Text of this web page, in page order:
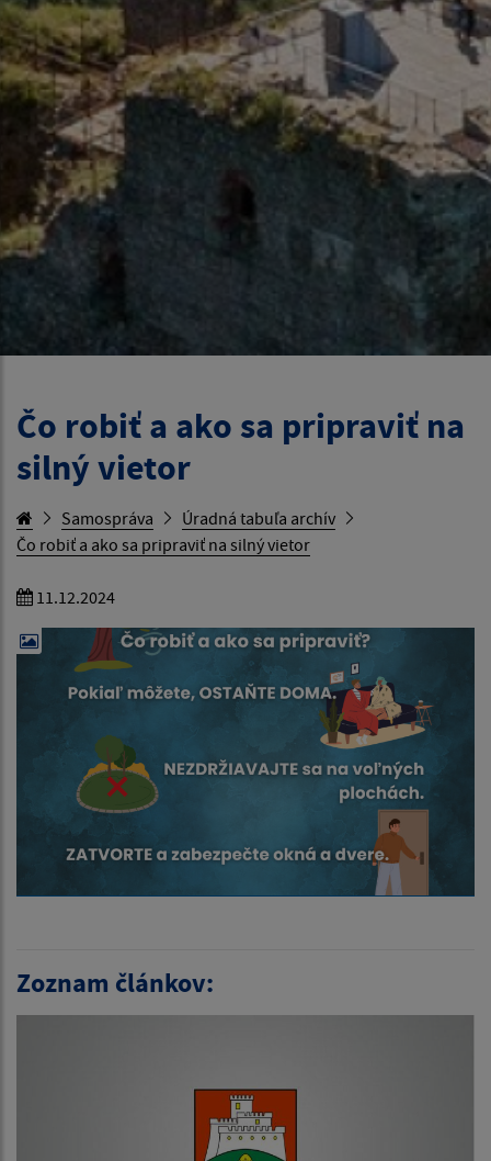
Čo robiť a ako sa pripraviť na
silný vietor
Samospráva
Úradná tabuľa archív
Čo robiť a ako sa pripraviť na silný vietor
11.12.2024
Zoznam článkov: